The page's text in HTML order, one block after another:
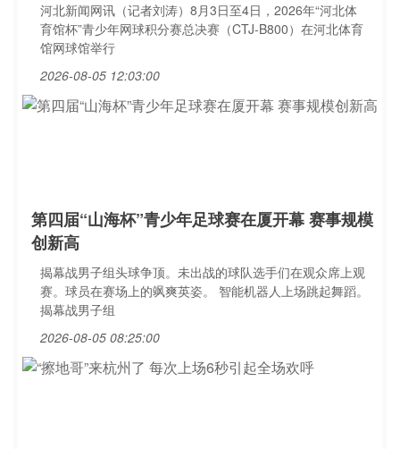
河北新闻网讯（记者刘涛）8月3日至4日，2026年“河北体
育馆杯”青少年网球积分赛总决赛（CTJ-B800）在河北体育
馆网球馆举行
2026-08-05 12:03:00
第四届“山海杯”青少年足球赛在厦开幕 赛事规模
创新高
揭幕战男子组头球争顶。未出战的球队选手们在观众席上观
赛。球员在赛场上的飒爽英姿。 智能机器人上场跳起舞蹈。
揭幕战男子组
2026-08-05 08:25:00